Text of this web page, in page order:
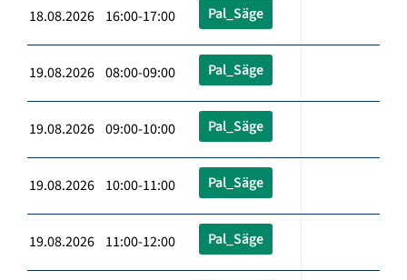
18.08.2026 16:00-17:00 Pal_Säge
19.08.2026 08:00-09:00 Pal_Säge
19.08.2026 09:00-10:00 Pal_Säge
19.08.2026 10:00-11:00 Pal_Säge
19.08.2026 11:00-12:00 Pal_Säge